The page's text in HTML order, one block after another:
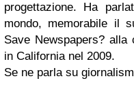
progettazione. Ha
mondo, memorabile il
Save Newspapers? alla
in California nel 2009.
Se ne parla su